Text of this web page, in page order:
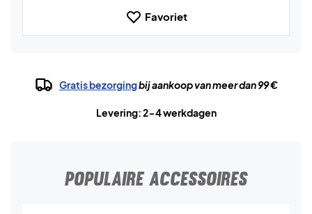
Favoriet
Gratis bezorgingbij aankoop van meer dan 99 €
Levering: 2-4 werkdagen
POPULAIRE ACCESSOIRES